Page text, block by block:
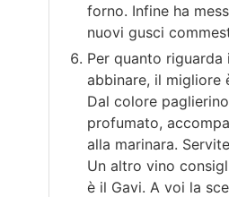
forno. Infine ha
nuovi gusci
Per quanto riguarda
abbinare, il migliore
Dal colore
profumato,
alla marinara.
Un altro vino
è il Gavi. A voi la